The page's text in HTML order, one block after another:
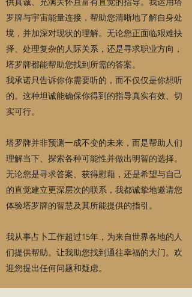
罗牌与宇宙能量连接，帮助您清晰地了解自身处
境，并加深对现状的理解。无论您正面临艰难抉
择、处理复杂的人际关系，还是寻求职业方向，
塔罗牌都能帮助您找到所需的答案。
我承诺只告诉你你需要听的，而不仅仅是你想听
的。这种坦诚能确保你得到的指导真实有效、切
实可行。
塔罗牌并非预测一成不变的未来，而是帮助人们
理解当下、探索各种可能性并做出明智的选择。
无论您是寻求答案、获得慰藉，还是希望与自己
的直觉建立更深层次的联系，我都诚挚地邀请您
体验塔罗牌的智慧及其所能提供的指引。
我从事占卜工作超过15年，为来自世界各地的人
们提供帮助。让我助您找到通往幸福的大门。欢
迎您提出任何问题和疑虑。